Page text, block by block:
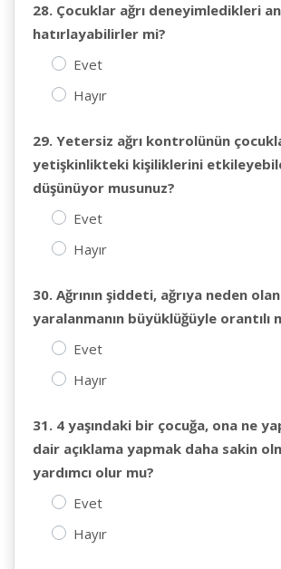
28. Çocuklar ağrı deneyimledikleri
hatırlayabilirler mi?
Evet
Hayır
29. Yetersiz ağrı kontrolünün
yetişkinlikteki kişiliklerini
düşünüyor musunuz?
Evet
Hayır
30. Ağrının şiddeti, ağrıya neden olan
yaralanmanın büyüklüğüyle orantılı
Evet
Hayır
31. 4 yaşındaki bir çocuğa, ona ne
dair açıklama yapmak daha sakin
yardımcı olur mu?
Evet
Hayır